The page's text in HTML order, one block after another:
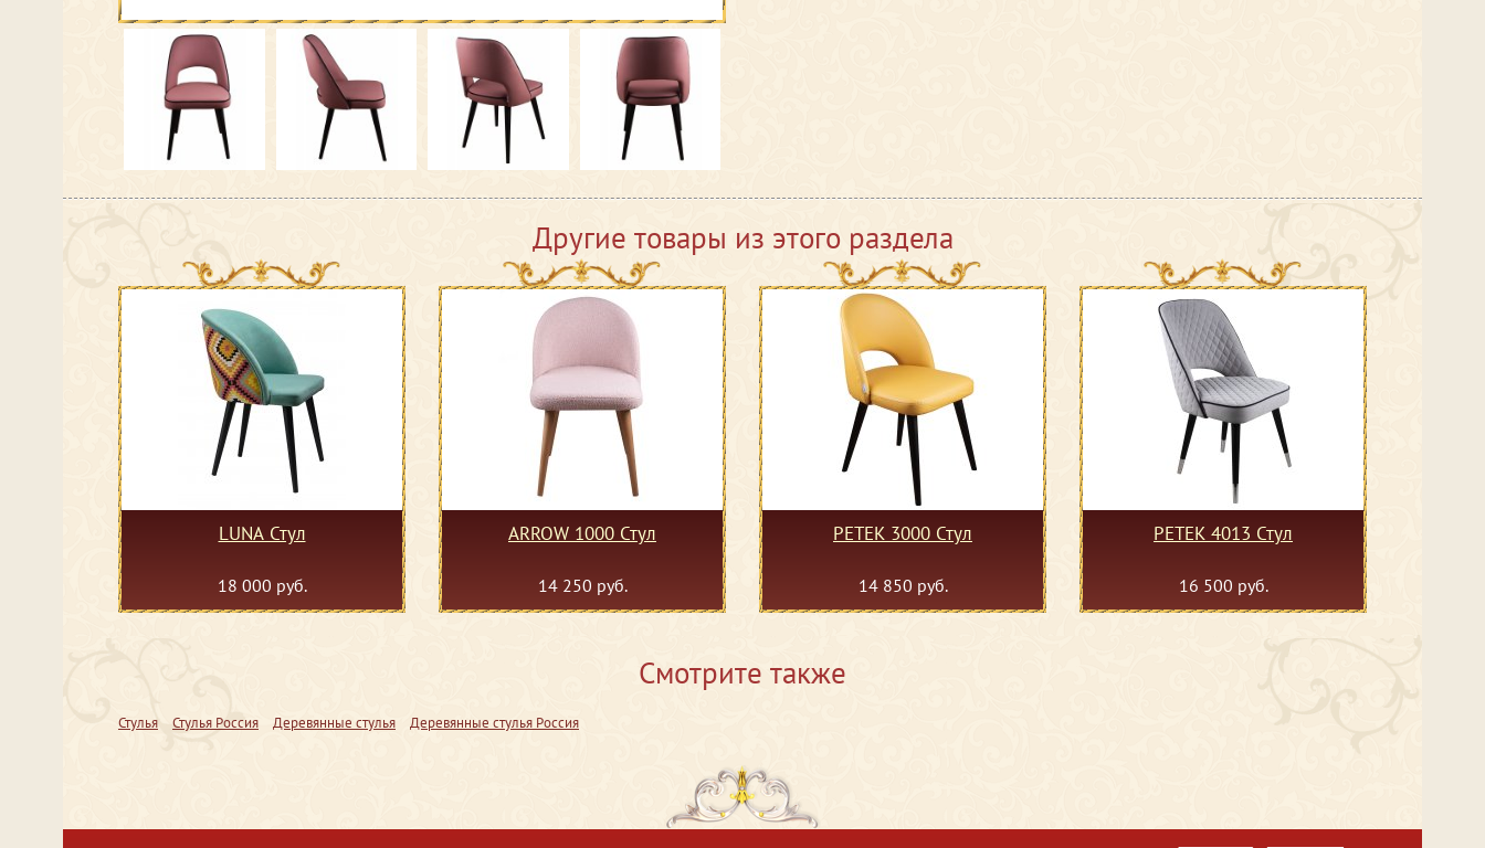
Другие товары из этого раздела
LUNA Стул
18 000 руб.
ARROW 1000 Стул
14 250 руб.
PETEK 3000 Стул
14 850 руб.
PETEK 4013 Стул
16 500 руб.
Смотрите также
Стулья Стулья Россия Деревянные стулья Деревянные стулья Россия